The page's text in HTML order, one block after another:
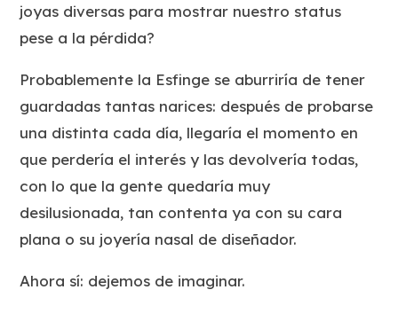
joyas diversas para mostrar nuestro status
pese a la pérdida?
Probablemente la Esfinge se aburriría de tener
guardadas tantas narices: después de probarse
una distinta cada día, llegaría el momento en
que perdería el interés y las devolvería todas,
con lo que la gente quedaría muy
desilusionada, tan contenta ya con su cara
plana o su joyería nasal de diseñador.
Ahora sí: dejemos de imaginar.